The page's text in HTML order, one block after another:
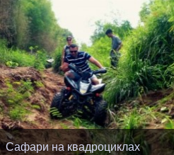
Сафари на квадроциклах